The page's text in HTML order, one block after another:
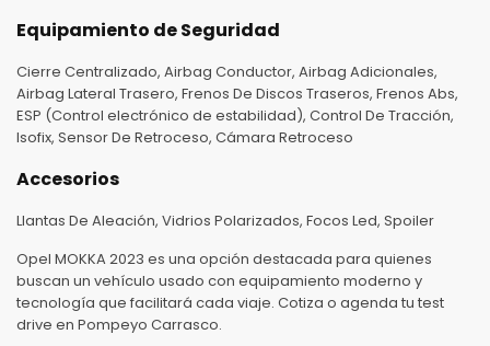
Equipamiento de Seguridad
Cierre Centralizado, Airbag Conductor, Airbag Adicionales,
Airbag Lateral Trasero, Frenos De Discos Traseros, Frenos Abs,
ESP (Control electrónico de estabilidad), Control De Tracción,
Isofix, Sensor De Retroceso, Cámara Retroceso
Accesorios
Llantas De Aleación, Vidrios Polarizados, Focos Led, Spoiler
Opel MOKKA 2023 es una opción destacada para quienes
buscan un vehículo usado con equipamiento moderno y
tecnología que facilitará cada viaje. Cotiza o agenda tu test
drive en Pompeyo Carrasco.